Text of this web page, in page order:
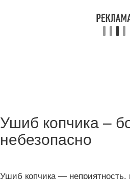
Ушиб копчика –
небезопасно
Ушиб копчика —